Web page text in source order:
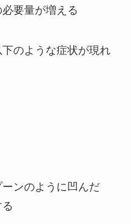
要量が増える
のような症状が現れ
ンのように凹んだ